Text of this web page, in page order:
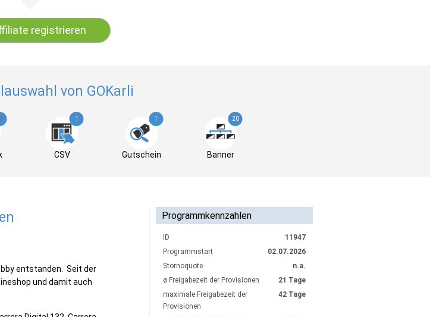
registrieren
von GOKarli
1
CSV
1
Gutschein
20
Banner
entstanden. Seit der
und damit auch
Programmkennzahlen
ID
11947
Programmstart
02.07.2026
Stornoquote
n.a.
ø Freigabezeit der Provisionen
21 Tage
maximale Freigabezeit der
Provisionen
42 Tage